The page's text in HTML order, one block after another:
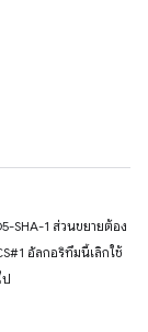
SHA-1 ส่วนขยายต้อง
อัลกอริทึมนี้เลิกใช้
ป